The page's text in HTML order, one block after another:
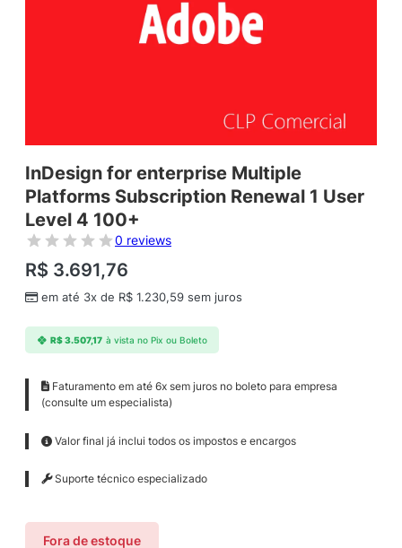
InDesign for enterprise Multiple
Platforms Subscription Renewal 1 User
Level 4 100+
0 reviews
R$ 3.691,76
em até 3x de R$ 1.230,59 sem juros
R$3.507,17 à vista no Pix ou Boleto
Faturamento em até 6x sem juros no boleto para empresa
(consulte um especialista)
Valor final já inclui todos os impostos e encargos
Suporte técnico especializado
Fora de estoque